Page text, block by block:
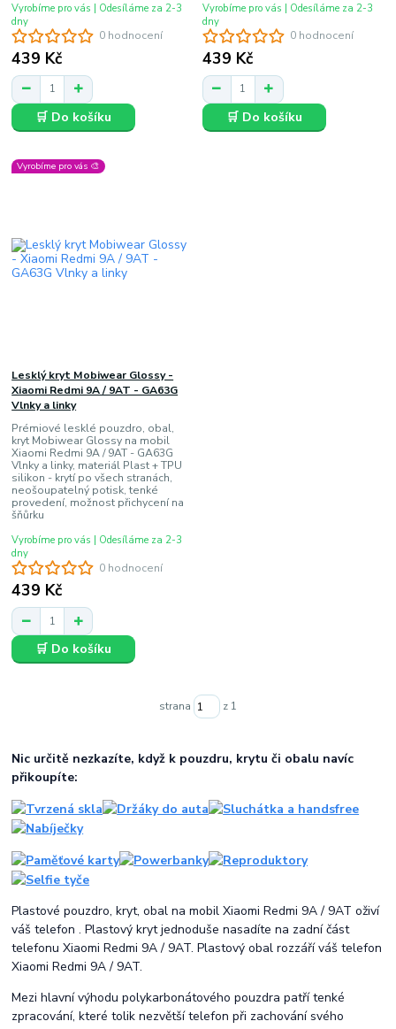
0 hodnocení
439 Kč
Vyrobíme pro vás | Odesíláme za 2-3
dny
🛒 Do košíku
0 hodnocení
439 Kč
Vyrobíme pro vás | Odesíláme za 2-3
dny
🛒 Do košíku
Vyrobíme pro vás 🎨
0 hodnocení
Lesklý kryt Mobiwear Glossy -
Xiaomi Redmi 9A / 9AT - GA63G
Vlnky a linky
Prémiové lesklé pouzdro, obal,
kryt Mobiwear Glossy na mobil
Xiaomi Redmi 9A / 9AT - GA63G
Vlnky a linky, materiál Plast + TPU
silikon - krytí po všech stranách,
neošoupatelný potisk, tenké
provedení, možnost přichycení na
šňůrku
439 Kč
Vyrobíme pro vás | Odesíláme za 2-3
dny
🛒 Do košíku
strana z 1
Nic určitě nezkazíte, když k pouzdru, krytu či obalu navíc
přikoupíte:
Plastové pouzdro, kryt, obal na mobil Xiaomi Redmi 9A / 9AT oživí
váš telefon . Plastový kryt jednoduše nasadíte na zadní část
telefonu Xiaomi Redmi 9A / 9AT. Plastový obal rozzáří váš telefon
Xiaomi Redmi 9A / 9AT.
Mezi hlavní výhodu polykarbonátového pouzdra patří tenké
zpracování, které tolik nezvětší telefon při zachování svého